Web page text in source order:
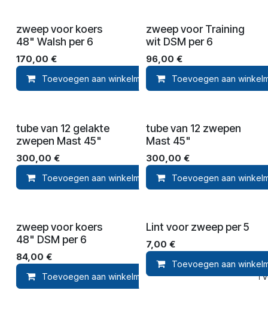
zweep voor koers
48" Walsh per 6
170,00 €
Toevoegen aan winkelmandje Toevoegen aan
zweep voor Training
wit DSM per 6
96,00 €
Toevoegen aan
tube van 12 gelakte
zwepen Mast 45"
300,00 €
Toevoegen aan winkelmandje Toevoegen aan
tube van 12 zwepen
Mast 45"
300,00 €
Toevoegen aan
zweep voor koers
48" DSM per 6
84,00 €
Toevoegen aan winkelmandje Toevoegen aan
Lint voor zweep per 5
7,00 €
Toevoegen aan